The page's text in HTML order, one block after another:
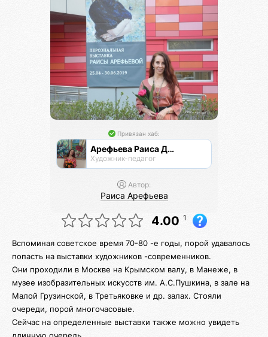
Привязан хаб:
Арефьева Раиса Дмитриевна
Художник-педагог
Автор:
Раиса Арефьева
4.00 1
Вспоминая советское время 70-80 -е годы, порой удавалось
попасть на выставки художников -современников.
Они проходили в Москве на Крымском валу, в Манеже, в
музее изобразительных искусств им. А.С.Пушкина, в зале на
Малой Грузинской, в Третьяковке и др. залах. Стояли
очереди, порой многочасовые.
Сейчас на определенные выставки также можно увидеть